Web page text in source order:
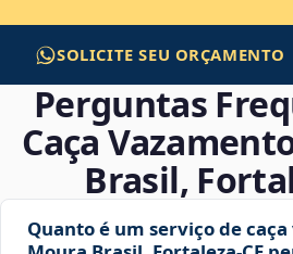
SOLICITE SEU ORÇAMENTO
Perguntas
Caça
Brasil,
Quanto é um serviço de